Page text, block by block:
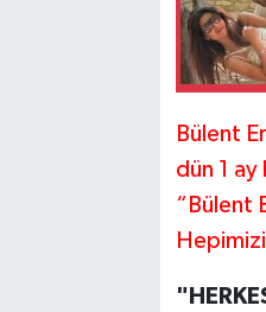
Bülent
dün 1
“Bülent